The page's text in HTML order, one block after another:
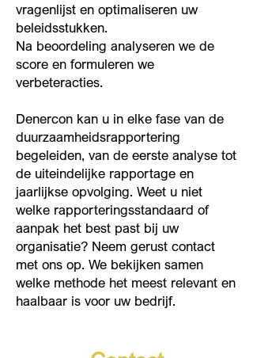
vragenlijst en optimaliseren uw
beleidsstukken.
Na beoordeling analyseren we de
score en formuleren we
verbeteracties.
Denercon kan u in elke fase van de
duurzaamheidsrapportering
begeleiden, van de eerste analyse tot
de uiteindelijke rapportage en
jaarlijkse opvolging. Weet u niet
welke rapporteringsstandaard of
aanpak het best past bij uw
organisatie? Neem gerust contact
met ons op. We bekijken samen
welke methode het meest relevant en
haalbaar is voor uw bedrijf.